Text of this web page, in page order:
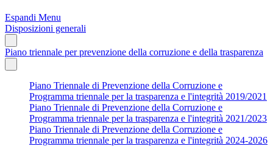
Espandi Menu
Disposizioni generali
Piano triennale per prevenzione della corruzione e della trasparenza
Piano Triennale di Prevenzione della Corruzione e
Programma triennale per la trasparenza e l'integrità 2019/2021
Piano Triennale di Prevenzione della Corruzione e
Programma triennale per la trasparenza e l'integrità 2021/2023
Piano Triennale di Prevenzione della Corruzione e
Programma triennale per la trasparenza e l'integrità 2024-2026